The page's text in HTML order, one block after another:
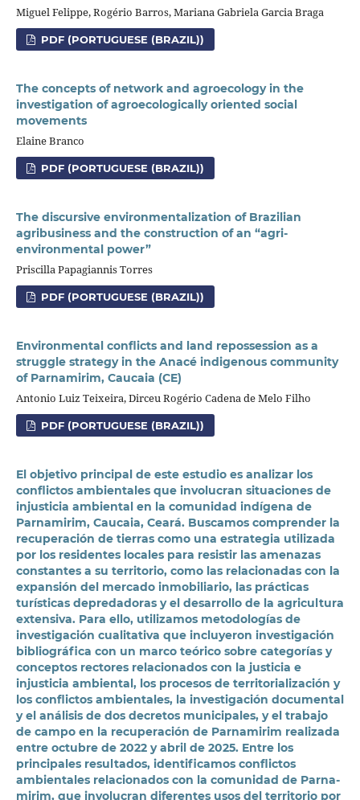
Miguel Felippe, Rogério Barros, Mariana Gabriela Garcia Braga
PDF (PORTUGUESE (BRAZIL))
The concepts of network and agroecology in the
investigation of agroecologically oriented social
movements
Elaine Branco
PDF (PORTUGUESE (BRAZIL))
The discursive environmentalization of Brazilian
agribusiness and the construction of an “agri-
environmental power”
Priscilla Papagiannis Torres
PDF (PORTUGUESE (BRAZIL))
Environmental conflicts and land repossession as a
struggle strategy in the Anacé indigenous community
of Parnamirim, Caucaia (CE)
Antonio Luiz Teixeira, Dirceu Rogério Cadena de Melo Filho
PDF (PORTUGUESE (BRAZIL))
El objetivo principal de este estudio es analizar los
conflictos ambientales que involucran situaciones de
injusticia ambiental en la comunidad indígena de
Parnamirim, Caucaia, Ceará. Buscamos comprender la
recuperación de tierras como una estrategia utilizada
por los residentes locales para resistir las amenazas
constantes a su territorio, como las relacionadas con la
expansión del mercado inmobiliario, las prácticas
turísticas depredadoras y el desarrollo de la agricultura
extensiva. Para ello, utilizamos metodologías de
investigación cualitativa que incluyeron investigación
bibliográfica con un marco teórico sobre categorías y
conceptos rectores relacionados con la justicia e
injusticia ambiental, los procesos de territorialización y
los conflictos ambientales, la investigación documental
y el análisis de dos decretos municipales, y el trabajo
de campo en la recuperación de Parnamirim realizada
entre octubre de 2022 y abril de 2025. Entre los
principales resultados, identificamos conflictos
ambientales relacionados con la comunidad de Parna­
mirim, que involucran diferentes usos del territorio por